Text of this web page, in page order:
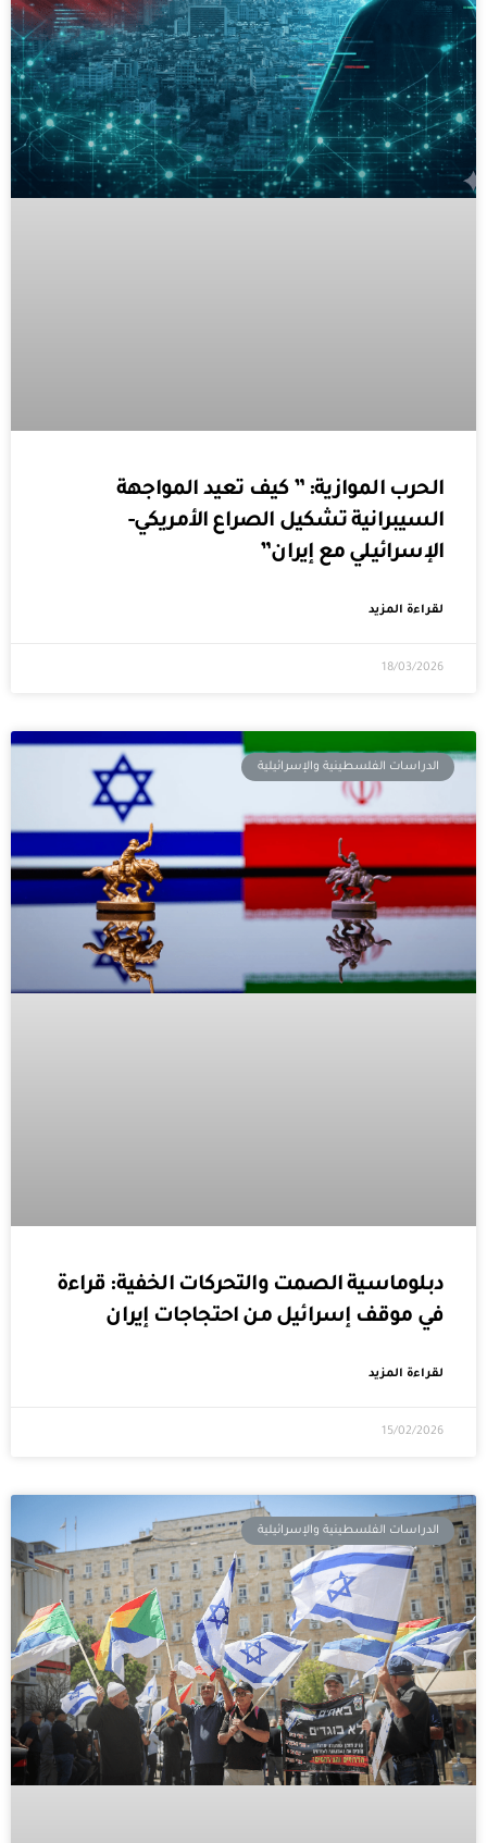
الحرب الموازية: ” كيف تعيد المواجهة
السيبرانية تشكيل الصراع الأمريكي-
الإسرائيلي مع إيران”
لقراءة المزيد
18/03/2026
الدراسات الفلسطينية والإسرائيلية
دبلوماسية الصمت والتحركات الخفية: قراءة
في موقف إسرائيل من احتجاجات إيران
لقراءة المزيد
15/02/2026
الدراسات الفلسطينية والإسرائيلية